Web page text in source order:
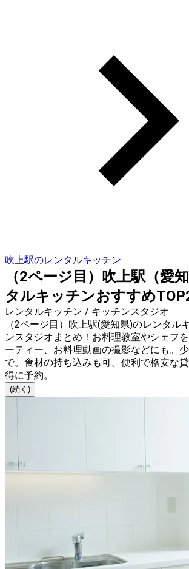
吹上駅のレンタルキッチン
（2ページ目）吹上駅（愛
タルキッチンおすすめ
レンタルキッチン / キッチンスタジオ
（2ページ目）吹上駅(愛知県)のレンタル
ンスタジオまとめ！お料理教室やシェフ
ーティー、お料理動画の撮影などにも。
で。食材の持ち込みも可。便利で格安な
得に予約。
(続く)